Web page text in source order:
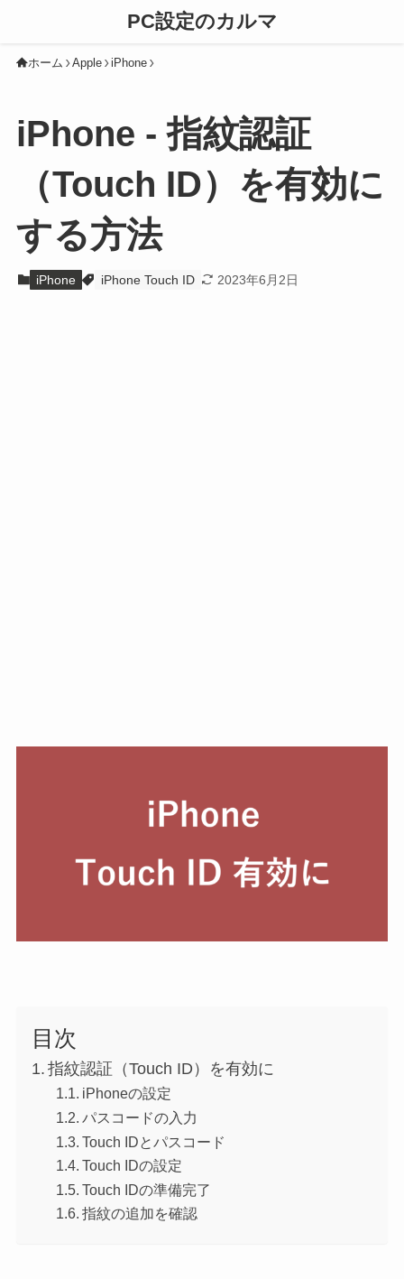
PC設定のカルマ
ホーム Apple iPhone
iPhone - 指紋認証
（Touch ID）を有効に
する方法
iPhone iPhone Touch ID 2023年6月2日
目次
指紋認証（Touch ID）を有効に
iPhoneの設定
パスコードの入力
Touch IDとパスコード
Touch IDの設定
Touch IDの準備完了
指紋の追加を確認